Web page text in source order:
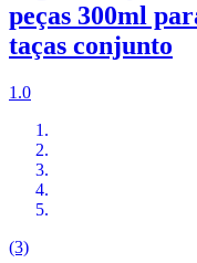
peças 300ml
taças conjunto
1.0
(3)